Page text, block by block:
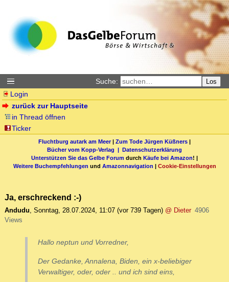
Suche: Los
Login
zurück zur Hauptseite
in Thread öffnen
Ticker
Fluchtburg autark am Meer| Zum Tode Jürgen Küßners |
Bücher vom Kopp-Verlag | Datenschutzerklärung
Unterstützen Sie das Gelbe Forum durch Käufe bei Amazon! |
Weitere Buchempfehlungen und Amazonnavigation | Cookie-Einstellungen
Ja, erschreckend :-)
Andudu, Sonntag, 28.07.2024, 11:07 (vor 739 Tagen) @ Dieter 4906
Views
Hallo neptun und Vorredner,
Der Gedanke, Annalena, Biden, ein x-beliebiger
Verwaltiger, oder, oder .. und ich sind eins,